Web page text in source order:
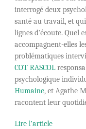
interrogé deux
santé au travail, et
lignes d’écoute. Quel
accompagnent-elles
problématiques
COT RASCOL
psychologique
Humaine, et Agathe
racontent leur
Lire l’article